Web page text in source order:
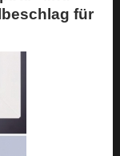
für